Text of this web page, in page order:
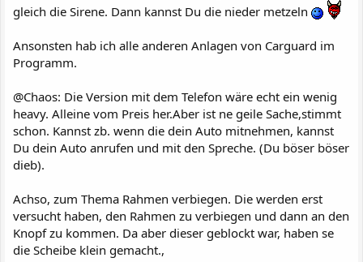
gleich die Sirene. Dann kannst Du die nieder metzeln
Ansonsten hab ich alle anderen Anlagen von Carguard im
Programm.
@Chaos: Die Version mit dem Telefon wäre echt ein wenig
heavy. Alleine vom Preis her.Aber ist ne geile Sache,stimmt
schon. Kannst zb. wenn die dein Auto mitnehmen, kannst
Du dein Auto anrufen und mit den Spreche. (Du böser böser
dieb).
Achso, zum Thema Rahmen verbiegen. Die werden erst
versucht haben, den Rahmen zu verbiegen und dann an den
Knopf zu kommen. Da aber dieser geblockt war, haben se
die Scheibe klein gemacht.,